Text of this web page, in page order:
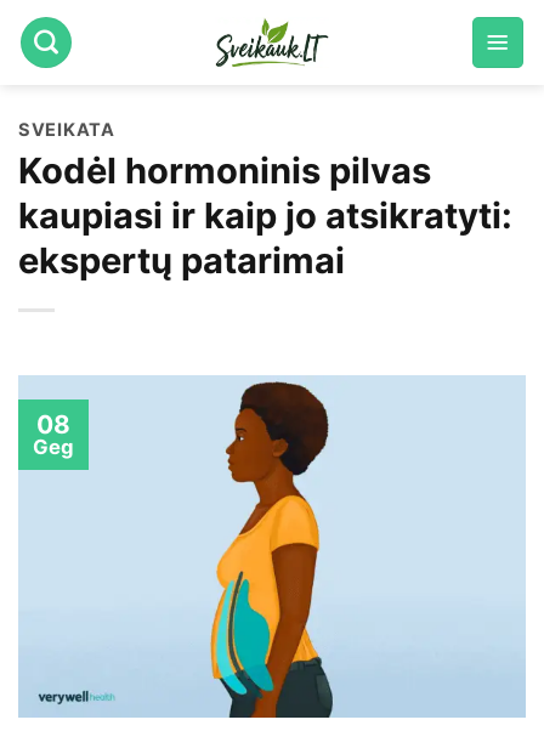
Skip
to
SVEIKATA
Kodėl hormoninis pilvas
kaupiasi ir kaip jo atsikratyti:
ekspertų patarimai
08
Geg